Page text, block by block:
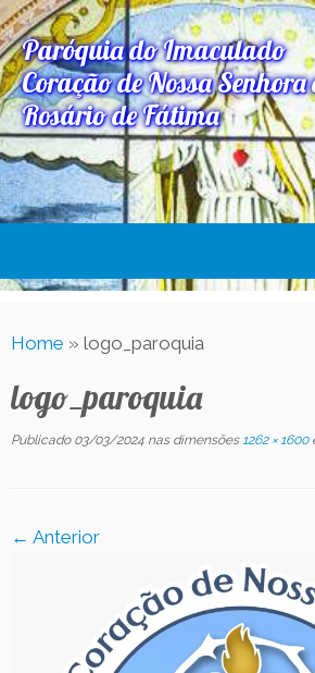
Paróquia do Imaculado
Coração de Nossa Senhora
Rosário de Fátima
Paróquia
Expediente Paroquial
Eventos
Home » logo_paroquia
logo_paroquia
Publicado 03/03/2024 nas dimensões1262 × 1600
← Anterior